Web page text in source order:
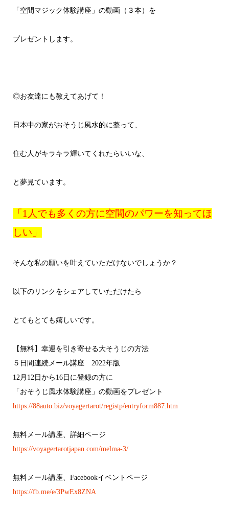
「空間マジック体験講座」の動画（３本）を
プレゼントします。
◎お友達にも教えてあげて！
日本中の家がおそうじ風水的に整って、
住む人がキラキラ輝いてくれたらいいな、
と夢見ています。
「1人でも多くの方に空間のパワーを知ってほ
しい」
そんな私の願いを叶えていただけないでしょうか？
以下のリンクをシェアしていただけたら
とてもとても嬉しいです。
【無料】幸運を引き寄せる大そうじの方法
５日間連続メール講座 2022年版
12月12日から16日に登録の方に
「おそうじ風水体験講座」の動画をプレゼント
https://88auto.biz/voyagertarot/registp/entryform887.htm
無料メール講座、詳細ページ
https://voyagertarotjapan.com/melma-3/
無料メール講座、Facebookイベントページ
https://fb.me/e/3PwEx8ZNA